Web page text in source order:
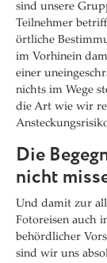
sind unsere
Teilnehmer
örtliche
im Vorhinein
einer
nichts im Wege
die Art wie wir
Die
nicht
Und damit zur
Fotoreisen auch
behördlicher
sind wir uns